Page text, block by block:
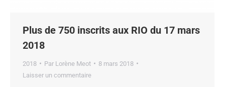
Plus de 750 inscrits aux RIO du 17 mars
2018
2018 Par Lorène Meot
8 mars 2018
Laisser un commentaire